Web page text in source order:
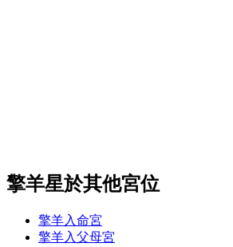
擎羊星於其他宮位
擎羊入命宮
擎羊入父母宮